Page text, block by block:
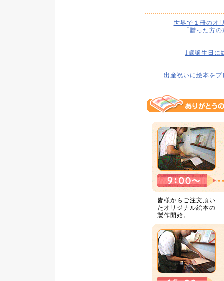
世界で１冊のオ
「贈った方
1歳誕生日に
出産祝いに絵本を
皆様からご注文頂い
たオリジナル絵本の
製作開始。